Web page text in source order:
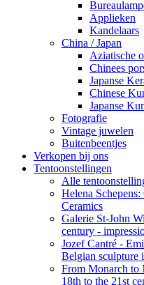
Applieken
Kandelaars
China / Japan
Aziatische
Chinees
Japanse
Chinese
Japanse
Fotografie
Vintage juwelen
Buitenbeentjes
Verkopen bij ons
Tentoonstellingen
Alle
Helena
Ceramics
Galerie St-John
century -
Jozef Cantré -
Belgian sculpture
From Monarch to
18th to the 21st